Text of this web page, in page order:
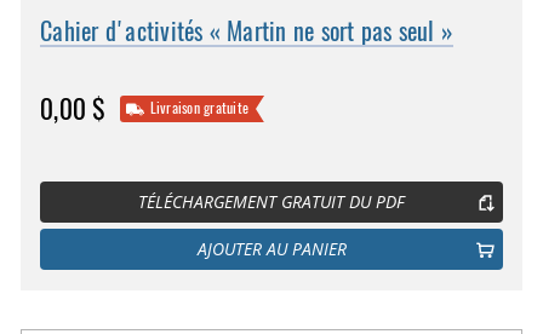
Cahier d'activités « Martin ne sort pas seul »
0,00 $ Livraison gratuite
TÉLÉCHARGEMENT GRATUIT DU PDF
AJOUTER AU PANIER